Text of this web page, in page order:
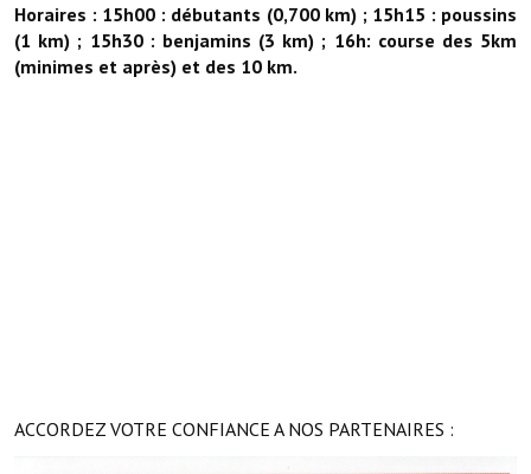
L'association des anciens combattants
L'association des anciens sapeurs-pompiers volontaires
Fêtes et manifestations
Horaires : 15h00 : débutants (0,700 km) ; 15h15 : poussins
(1 km) ; 15h30 : benjamins (3 km) ; 16h: course des 5km
(minimes et après) et des 10 km.
ACCORDEZ VOTRE CONFIANCE A NOS PARTENAIRES :